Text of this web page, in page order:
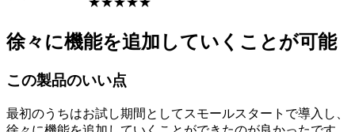
徐々に機能を追加していくことが可能
この製品のいい点
最初のうちはお試し期間としてスモールスタートで導入し、